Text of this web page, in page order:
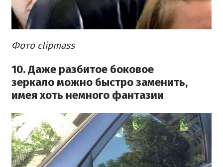
Фото clipmass
10. Даже разбитое боковое
зеркало можно быстро заменить,
имея хоть немного фантазии